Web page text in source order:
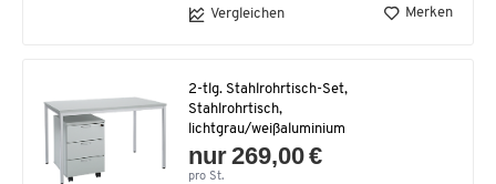
Vergleichen Merken
2-tlg. Stahlrohrtisch-Set,
Stahlrohrtisch,
lichtgrau/weißaluminium
nur 269,00 €
pro St.